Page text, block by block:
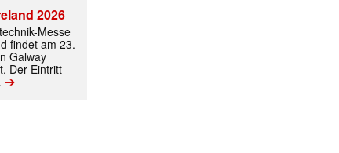
2026
Messe
findet am 23.
Galway
Der Eintritt
➔